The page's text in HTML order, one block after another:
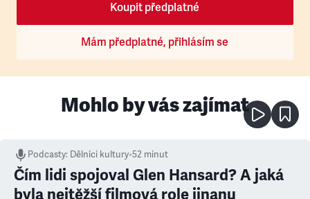
Koupit předplatné
Mám předplatné, přihlásím se
Mohlo by vás zajímat
Podcasty: Dělníci kultury•52 minut
Čím lidi spojoval Glen Hansard? A jaká
byla nejtěžší filmová role jinanu